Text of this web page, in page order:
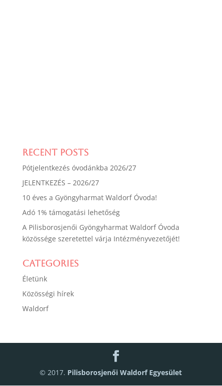
Recent Posts
Pótjelentkezés óvodánkba 2026/27
JELENTKEZÉS – 2026/27
10 éves a Gyöngyharmat Waldorf Óvoda!
Adó 1% támogatási lehetőség
A Pilisborosjenői Gyöngyharmat Waldorf Óvoda
közössége szeretettel várja Intézményvezetőjét!
Categories
Életünk
Közösségi hírek
Waldorf
© 2017. Pilisborosjenői Waldorf Egyesület